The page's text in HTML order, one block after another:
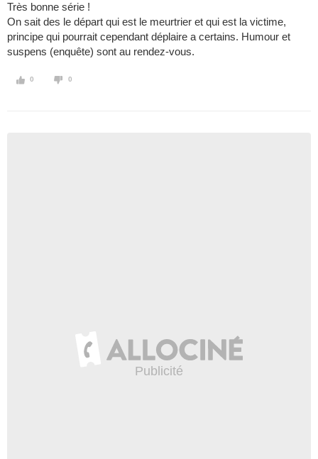
Très bonne série !
On sait des le départ qui est le meurtrier et qui est la victime,
principe qui pourrait cependant déplaire a certains. Humour et
suspens (enquête) sont au rendez-vous.
0 0